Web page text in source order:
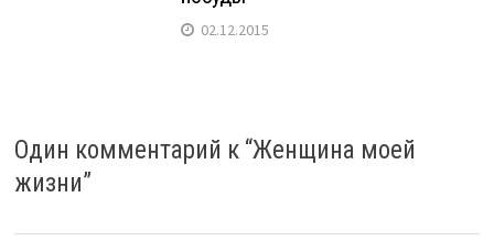
02.12.2015
Один комментарий к “Женщина моей
жизни”